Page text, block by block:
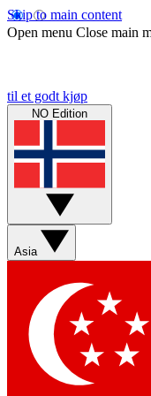
Skip to main content
Open menu Close main
til et godt kjøp
NO Edition
Asia